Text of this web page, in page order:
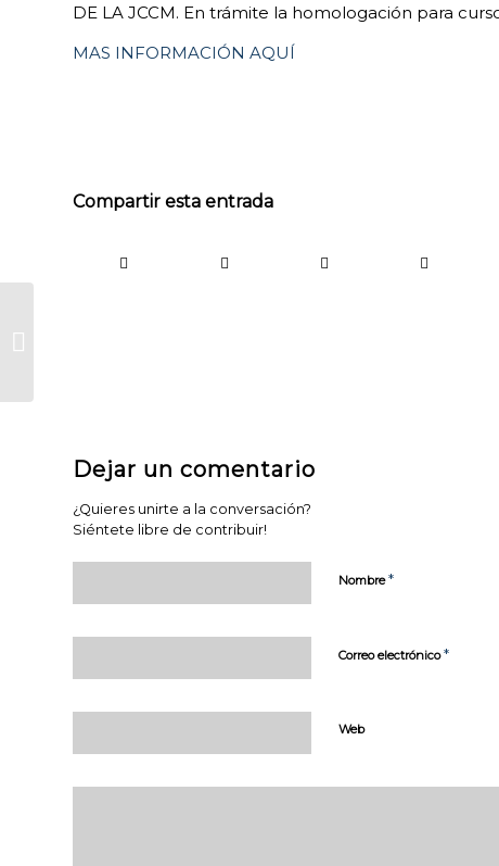
DE LA JCCM. En trámite la homologación para
MAS INFORMACIÓN AQUÍ
Compartir esta entrada
Dejar un comentario
¿Quieres unirte a la conversación?
Siéntete libre de contribuir!
Nombre*
Correo electrónico*
Web
defecto.
técnicas son
estrictamente
puedas
misma. Este